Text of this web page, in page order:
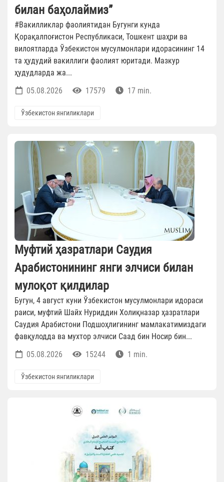
билан баҳолаймиз”
#Вакилликлар фаолиятидан Бугунги кунда
Қорақалпоғистон Республикаси, Тошкент шаҳри ва
вилоятларда Ўзбекистон мусулмонлари идорасининг 14
та ҳудудий вакиллиги фаолият юритади. Мазкур
ҳудудларда жа...
05.08.2026
17579 17 min.
Ўзбекистон янгиликлари
Муфтий ҳазратлари Саудия
Арабистонининг янги элчиси билан
мулоқот қилдилар
Бугун, 4 август куни Ўзбекистон мусулмонлари идораси
раиси, муфтий Шайх Нуриддин Холиқназар ҳазратлари
Саудия Арабистони Подшоҳлигининг мамлакатимиздаги
фавқулодда ва мухтор элчиси Саад бин Носир бин...
05.08.2026
15244 1 min.
Ўзбекистон янгиликлари